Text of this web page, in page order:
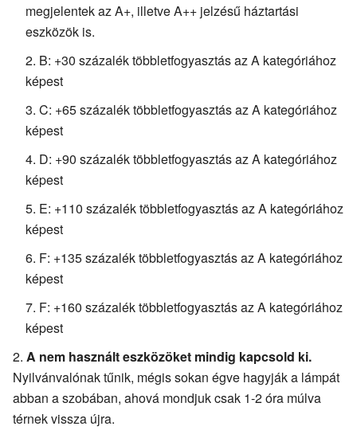
megjelentek az A+, illetve A++ jelzésű háztartási
eszközök is.
B: +30 százalék többletfogyasztás az A kategóriához
képest
C: +65 százalék többletfogyasztás az A kategóriához
képest
D: +90 százalék többletfogyasztás az A kategóriához
képest
E: +110 százalék többletfogyasztás az A kategóriához
képest
F: +135 százalék többletfogyasztás az A kategóriához
képest
F: +160 százalék többletfogyasztás az A kategóriához
képest
A nem használt eszközöket mindig kapcsold ki.
Nyilvánvalónak tűnik, mégis sokan égve hagyják a lámpát
abban a szobában, ahová mondjuk csak 1-2 óra múlva
térnek vissza újra.